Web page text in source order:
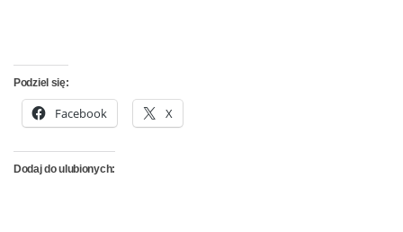
Podziel się:
Facebook X
Dodaj do ulubionych: